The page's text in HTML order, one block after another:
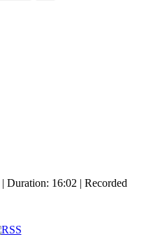
| Duration: 16:02 | Recorded